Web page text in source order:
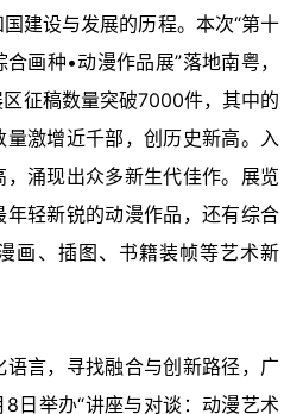
建设与发展的历程。本次“第十
合画种•动漫作品展”落地南粤，
征稿数量突破7000件，其中的
激增近千部，创历史新高。入
涌现出众多新生代佳作。展览
轻新锐的动漫作品，还有综合
画、插图、书籍装帧等艺术新
言，寻找融合与创新路径，广
8日举办“讲座与对谈：动漫艺术